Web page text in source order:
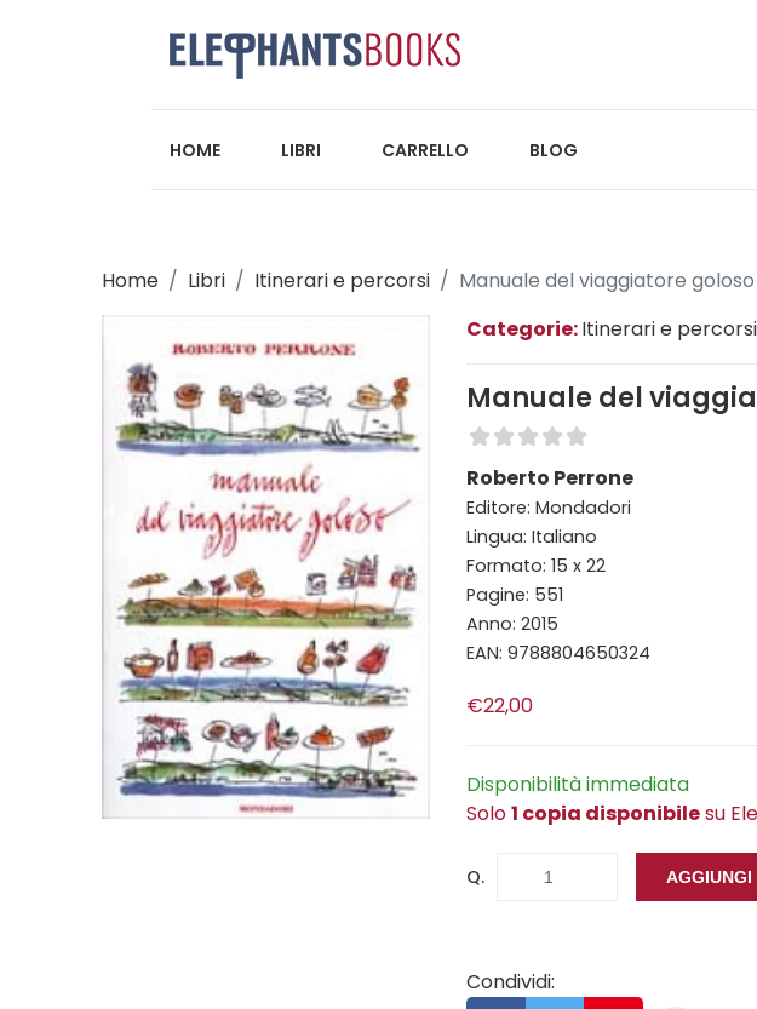
HOME LIBRI CARRELLO BLOG
Home Libri Itinerari e percorsi
Manuale del viaggiatore goloso
Categorie:Itinerari e percorsi
Manuale del
Roberto Perrone
Editore: Mondadori
Lingua: Italiano
Formato: 15 x 22
Pagine: 551
Anno: 2015
EAN: 9788804650324
€22,00
Disponibilità immediata
Solo1 copia disponibilesu
Q.
Condividi: